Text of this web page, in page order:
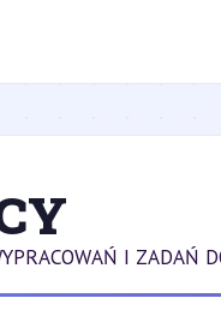
I ZADAŃ